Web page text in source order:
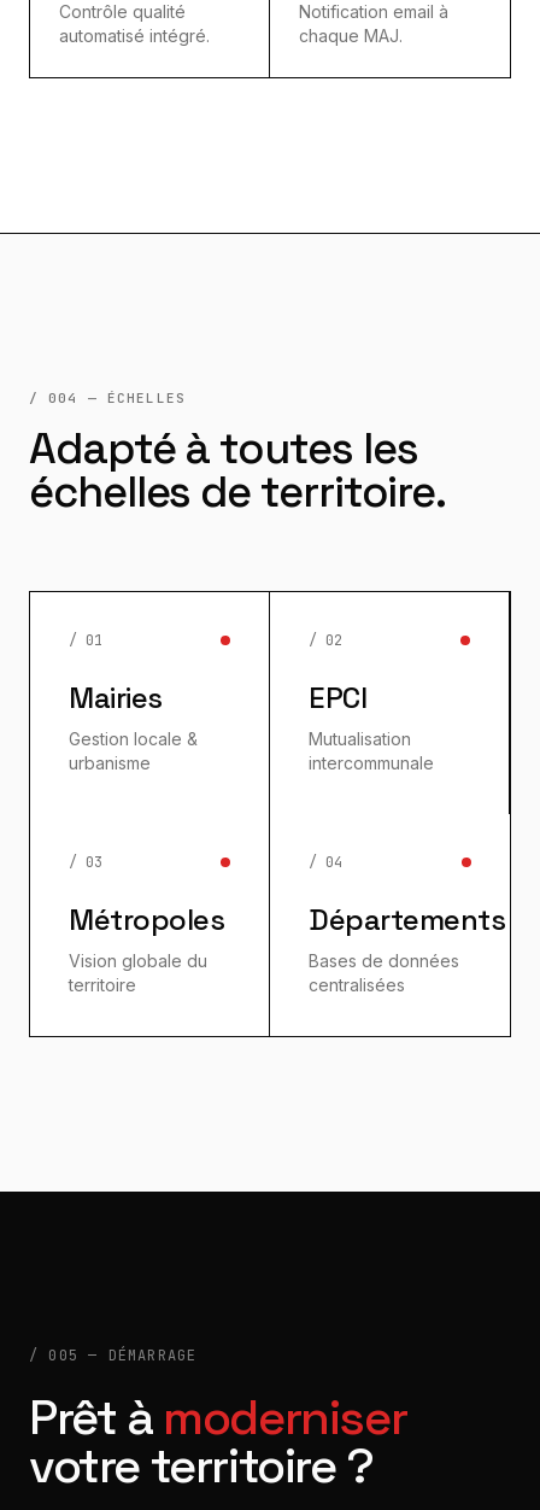
Contrôle qualité
automatisé intégré.
Notification email à
chaque MAJ.
/ 004 — ÉCHELLES
Adapté à toutes les
échelles de territoire.
/ 01
Mairies
Gestion locale &
urbanisme
/ 02
EPCI
Mutualisation
intercommunale
/ 03
Métropoles
Vision globale du
territoire
/ 04
Départements
Bases de données
centralisées
/ 005 — DÉMARRAGE
Prêt à moderniser
votre territoire ?